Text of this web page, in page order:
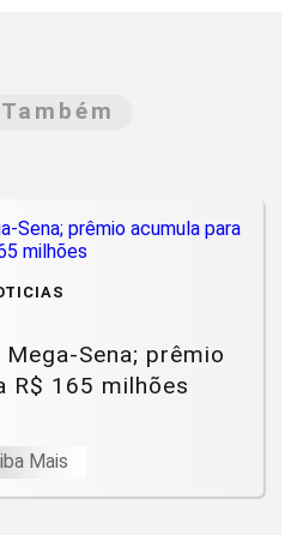
Sena; prêmio
R$ 165 milhões
Mais